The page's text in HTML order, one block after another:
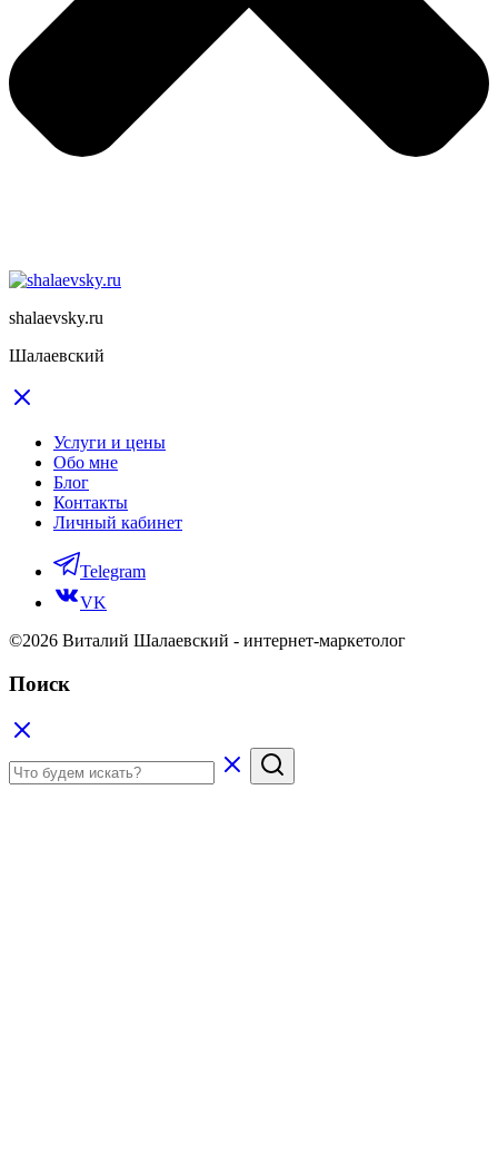
shalaevsky.ru
Шалаевский
Услуги и цены
Обо мне
Блог
Контакты
Личный кабинет
Telegram
VK
©2026 Виталий Шалаевский - интернет-маркетолог
Поиск